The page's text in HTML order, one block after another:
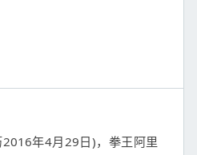
年4月29日)，拳王阿里